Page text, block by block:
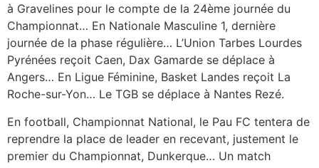
à Gravelines pour le compte de la 24ème journée du
Championnat… En Nationale Masculine 1, dernière
journée de la phase régulière… L’Union Tarbes Lourdes
Pyrénées reçoit Caen, Dax Gamarde se déplace à
Angers… En Ligue Féminine, Basket Landes reçoit La
Roche-sur-Yon… Le TGB se déplace à Nantes Rezé.
En football, Championnat National, le Pau FC tentera de
reprendre la place de leader en recevant, justement le
premier du Championnat, Dunkerque… Un match